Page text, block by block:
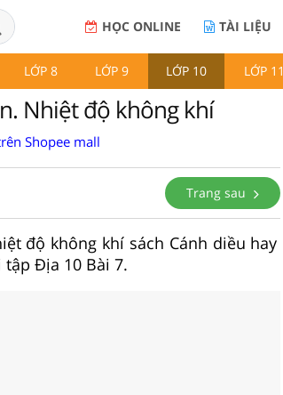
HỌC ONLINE TÀI LIỆU
LỚP 8 LỚP 9 LỚP 10 LỚP 11
Nhiệt độ không khí
Shopee mall
Trang sau
độ không khí sách Cánh diều hay
Địa 10 Bài 7.